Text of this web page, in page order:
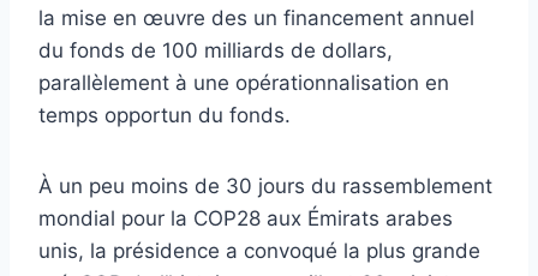
la mise en œuvre des un financement annuel
du fonds de 100 milliards de dollars,
parallèlement à une opérationnalisation en
temps opportun du fonds.
À un peu moins de 30 jours du rassemblement
mondial pour la COP28 aux Émirats arabes
unis, la présidence a convoqué la plus grande